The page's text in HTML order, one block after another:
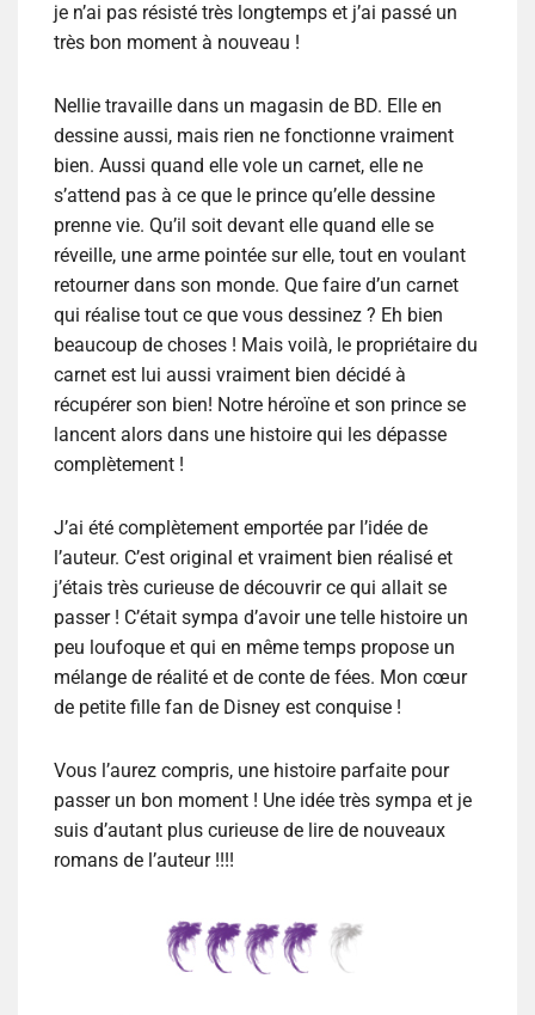
je n’ai pas résisté très longtemps et j’ai passé un
très bon moment à nouveau !
Nellie travaille dans un magasin de BD. Elle en
dessine aussi, mais rien ne fonctionne vraiment
bien. Aussi quand elle vole un carnet, elle ne
s’attend pas à ce que le prince qu’elle dessine
prenne vie. Qu’il soit devant elle quand elle se
réveille, une arme pointée sur elle, tout en voulant
retourner dans son monde. Que faire d’un carnet
qui réalise tout ce que vous dessinez ? Eh bien
beaucoup de choses ! Mais voilà, le propriétaire du
carnet est lui aussi vraiment bien décidé à
récupérer son bien! Notre héroïne et son prince se
lancent alors dans une histoire qui les dépasse
complètement !
J’ai été complètement emportée par l’idée de
l’auteur. C’est original et vraiment bien réalisé et
j’étais très curieuse de découvrir ce qui allait se
passer ! C’était sympa d’avoir une telle histoire un
peu loufoque et qui en même temps propose un
mélange de réalité et de conte de fées. Mon cœur
de petite fille fan de Disney est conquise !
Vous l’aurez compris, une histoire parfaite pour
passer un bon moment ! Une idée très sympa et je
suis d’autant plus curieuse de lire de nouveaux
romans de l’auteur !!!!